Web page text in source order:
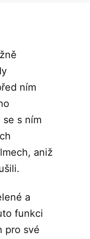
ním
s ním
aniž
a
funkci
pro své